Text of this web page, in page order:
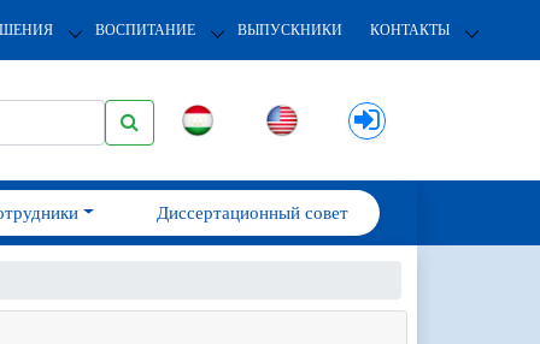
ВОСПИТАНИЕ ВЫПУСКНИКИ КОНТАКТЫ
Диссертационный совет